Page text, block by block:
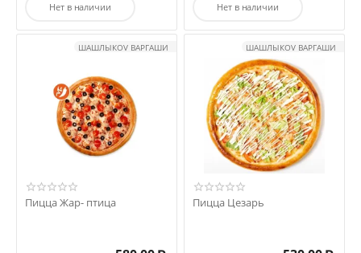
Нет в наличии Нет в наличии
ШАШЛЫКOV ВАРГАШИ
Пицца Жар- птица
ШАШЛЫКOV ВАРГАШИ
Пицца Цезарь